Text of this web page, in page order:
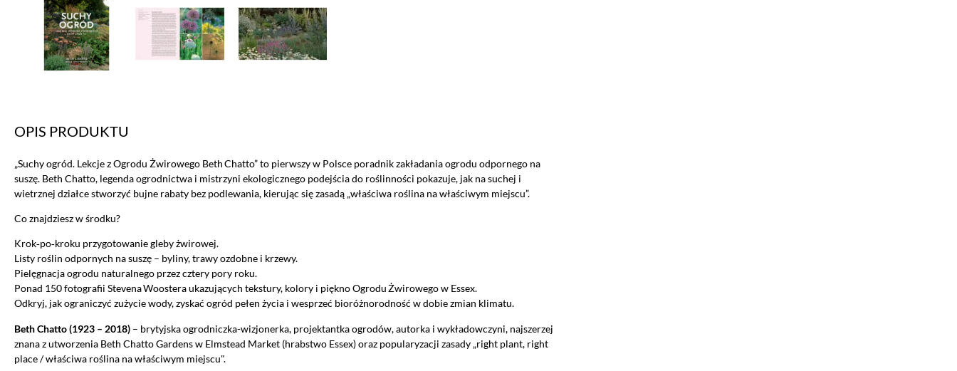
OPIS PRODUKTU
„Suchy ogród. Lekcje z Ogrodu Żwirowego Beth Chatto” to pierwszy w Polsce poradnik zakładania ogrodu odpornego na
suszę. Beth Chatto, legenda ogrodnictwa i mistrzyni ekologicznego podejścia do roślinności pokazuje, jak na suchej i
wietrznej działce stworzyć bujne rabaty bez podlewania, kierując się zasadą „właściwa roślina na właściwym miejscu”.
Co znajdziesz w środku?
Krok‑po‑kroku przygotowanie gleby żwirowej.
Listy roślin odpornych na suszę – byliny, trawy ozdobne i krzewy.
Pielęgnacja ogrodu naturalnego przez cztery pory roku.
Ponad 150 fotografii Stevena Woostera ukazujących tekstury, kolory i piękno Ogrodu Żwirowego w Essex.
Odkryj, jak ograniczyć zużycie wody, zyskać ogród pełen życia i wesprzeć bioróżnorodność w dobie zmian klimatu.
Beth Chatto (1923 – 2018) – brytyjska ogrodniczka-wizjonerka, projektantka ogrodów, autorka i wykładowczyni, najszerzej
znana z utworzenia Beth Chatto Gardens w Elmstead Market (hrabstwo Essex) oraz popularyzacji zasady „right plant, right
place / właściwa roślina na właściwym miejscu".